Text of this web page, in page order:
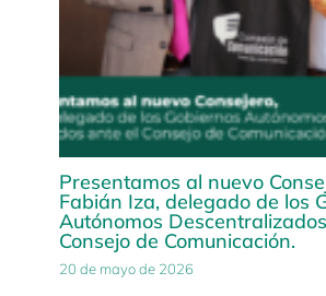
Presentamos al nuevo
Fabián Iza, delegado de los
Autónomos
Consejo de Comunicación.
20 de mayo de 2026